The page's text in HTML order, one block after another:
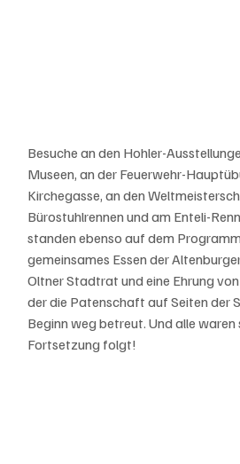
Besuche an den Hohler-
Museen, an der Feuerwehr-
Kirchegasse, an den
Bürostuhlrennen und am Enteli-
standen ebenso auf dem
gemeinsames Essen der
Oltner Stadtrat und eine Ehrung
der die Patenschaft auf Seiten der
Beginn weg betreut. Und alle waren
Fortsetzung folgt!